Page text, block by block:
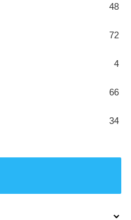
48
72
4
66
34